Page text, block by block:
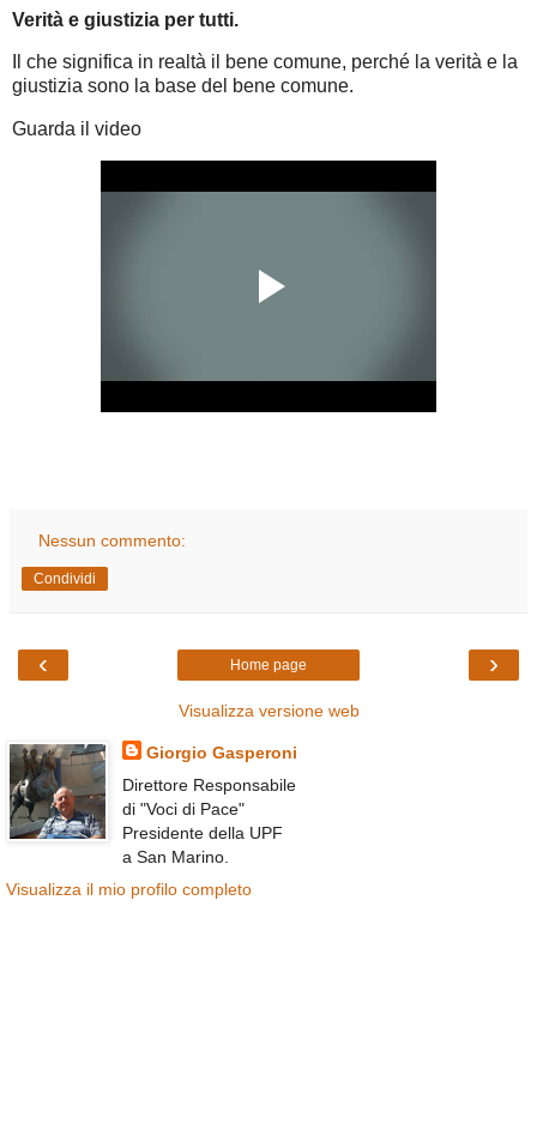
Verità e giustizia per tutti.
Il che significa in realtà il bene comune, perché la verità e la
giustizia sono la base del bene comune.
Guarda il video
Nessun commento:
Condividi
‹ ›
Home page
Visualizza versione web
Giorgio Gasperoni
Direttore Responsabile
di "Voci di Pace"
Presidente della UPF
a San Marino.
Visualizza il mio profilo completo